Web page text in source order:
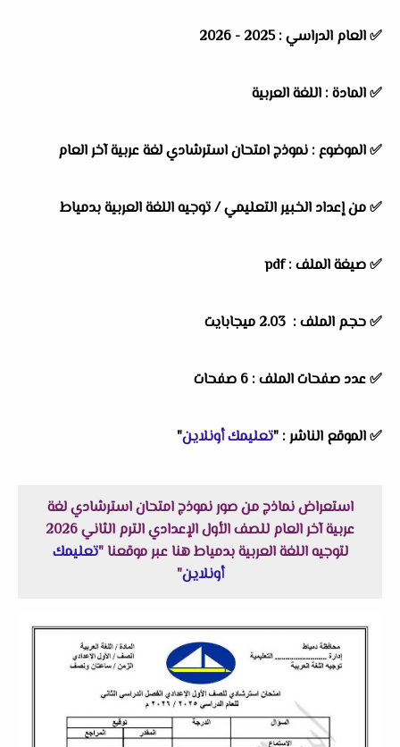
✅العام الدراسي :2025 - 2026
✅المادة : اللغة العربية
✅الموضوع : نموذج امتحان استرشادي لغة عربية آخر العام
✅من إعداد الخبير التعليمي /توجيه اللغة العربية بدمياط
✅ صيغة الملف : pdf
✅ حجم الملف : 2.03 ميجابايت
✅ عدد صفحات الملف : 6 صفحات
✅الموقع الناشر : "تعليمك أونلاين"
استعراض نماذج من صور نموذج امتحان استرشادي لغة
عربية آخر العام للصف الأول الإعدادي الترم الثاني 2026
لتوجيه اللغة العربية بدمياط هنا عبر موقعنا "تعليمك
أونلاين"